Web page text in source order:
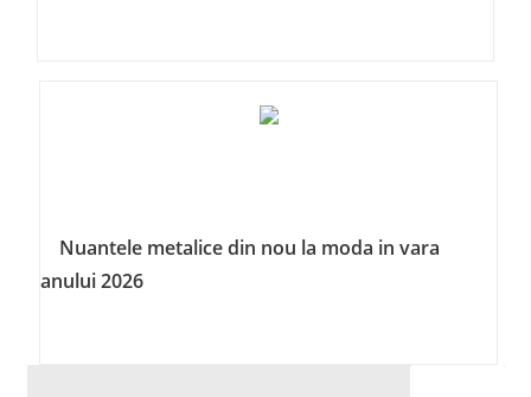
Nuantele metalice din nou la moda in vara
anului 2026